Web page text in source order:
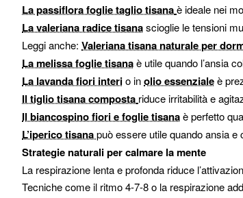
La passiflora foglie taglio tisanaè ideale nei
La valeriana radice tisanascioglie le tensioni
Leggi anche: Valeriana tisana naturale per
La melissa foglie tisanaè utile quando l’ansia
La lavanda fiori interio inolio essenzialeè
Il tiglio tisana composta riduce irritabilità e
Il biancospino fiori e foglie tisanaè perfetto
L’iperico tisanapuò essere utile quando ansia e
Strategie naturali per calmare la mente
La respirazione lenta e profonda riduce
Tecniche come il ritmo 4-7-8 o la respirazione